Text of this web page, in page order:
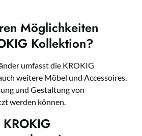
Möglichkeiten
Kollektion?
umfasst die KROKIG
weitere Möbel und Accessoires,
und Gestaltung von
werden können.